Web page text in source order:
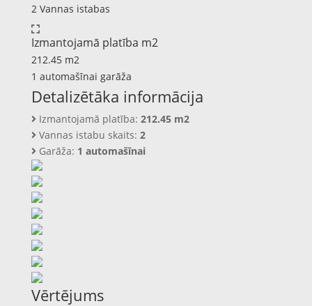
2 Vannas istabas
Izmantojamā platība m2
212.45 m2
1 automašīnai garāža
Detalizētāka informācija
Izmantojamā platība: 212.45 m2
Vannas istabu skaits: 2
Garāža: 1 automašīnai
Vērtējums